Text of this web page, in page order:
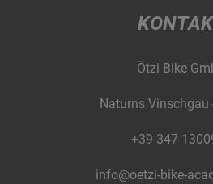
Ötzi Bike
Naturns Vinschgau
+39 347
info@oetzi-bike-